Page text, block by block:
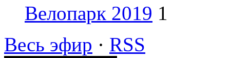
Велопарк 2019 1
Весь эфир · RSS